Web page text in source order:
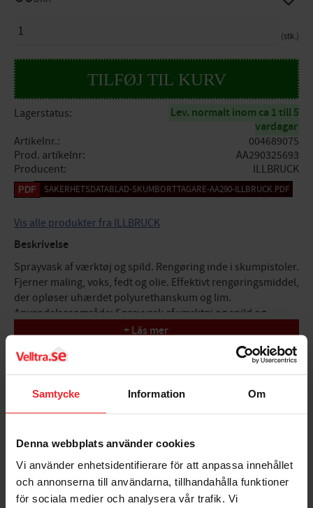
Samtycke Information Om
Denna webbplats använder cookies
Vi använder enhetsidentifierare för att anpassa innehållet
och annonserna till användarna, tillhandahålla funktioner
för sociala medier och analysera vår trafik. Vi
stk.
Lagerstatus
Lev. normalt inom ca 1 till 5
vardagar
Artikelnr.
004689075
Prod. artikelnr
AA290325693
Producent
ILLBRUCK
SAKERHETSDATABLAD-SKUMBORTTAGARE-AA290-ILLBRUCK.PDF
Vis alle produkter fra ILLBRUCK
Beskrivelse
Sprayvask af værktøj og spild. Rengøring inde i skumpistoler.
Fjerner maling, voks, fedt og olie. Effektivt rengøringsmiddel,
der opløser uhærdet polyurethanskum og lim.
Anvendelsesområde: Sprayvask af værktøj og spild og
rengøring inde i skumpistoler. Fjerner også maling, voks,
fedt og olie.
+ Läs mer
Dig